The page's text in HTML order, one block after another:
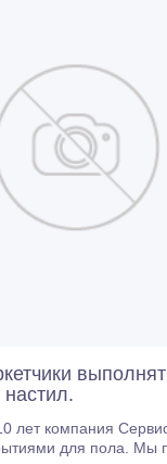
выполнят
настил.
лет компания
для пола. Мы